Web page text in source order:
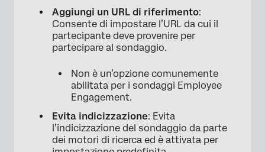
Aggiungi un URL di riferimento:
Consente di impostare l’URL da cui il
partecipante deve provenire per
partecipare al sondaggio.
Non è un’opzione comunemente
abilitata per i sondaggi Employee
Engagement.
Evita indicizzazione: Evita
l’indicizzazione del sondaggio da parte
dei motori di ricerca ed è attivata per